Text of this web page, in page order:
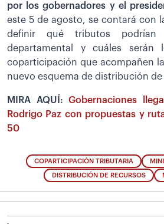
por los gobernadores y el
este 5 de agosto, se contará con
definir qué tributos
departamental y cuáles serán
coparticipación que acompañen
nuevo esquema de distribución de
MIRA AQUÍ:Gobernaciones
Rodrigo Paz con propuestas y
50
COPARTICIPACIÓN TRIBUTARIA
DISTRIBUCIÓN DE RECURSOS